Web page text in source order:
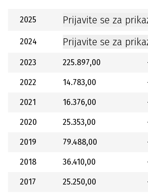
2025 Prijavite se za
2024 Prijavite se za
2023 225.897,00
2022 14.783,00
2021 16.376,00
2020 25.353,00
2019 79.488,00
2018 36.410,00
2017 25.250,00